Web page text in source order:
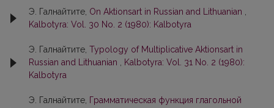
Э. Галнайтите, On Aktionsart in Russian and Lithuanian
Kalbotyra: Vol. 30 No. 2 (1980): Kalbotyra
Э. Галнайтите, Typology of Multiplicative Aktionsart in
Russian and Lithuanian
Kalbotyra: Vol. 31 No. 2 (1980):
Kalbotyra
Э. Галнайтите, Грамматическая функция глагольной